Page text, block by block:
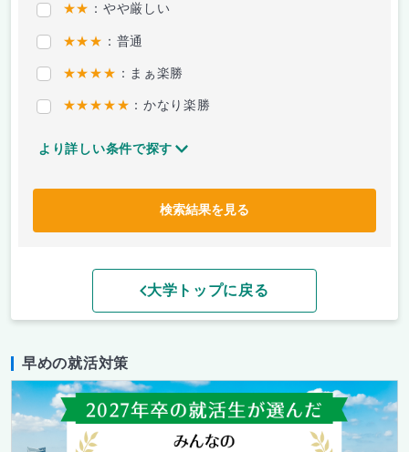
★★ ：やや厳しい
★★★ ：普通
★★★★ ：まぁ楽勝
★★★★★ ：かなり楽勝
より詳しい条件で探す
検索結果を見る
大学トップに戻る
早めの就活対策